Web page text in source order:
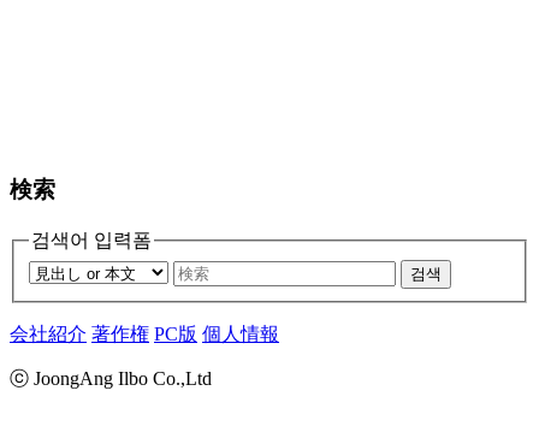
検索
검색어 입력폼
검색
会社紹介 著作権 PC版 個人情報
ⓒ JoongAng Ilbo Co.,Ltd